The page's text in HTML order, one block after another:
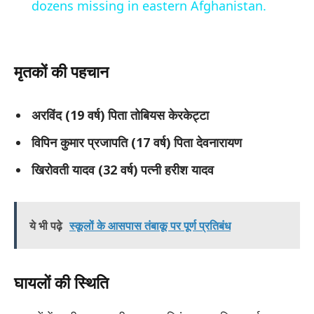
dozens missing in eastern Afghanistan.
मृतकों की पहचान
अरविंद (19 वर्ष) पिता तोबियस केरकेट्टा
विपिन कुमार प्रजापति (17 वर्ष) पिता देवनारायण
खिरोवती यादव (32 वर्ष) पत्नी हरीश यादव
ये भी पढ़े स्कूलों के आसपास तंबाकू पर पूर्ण प्रतिबंध
घायलों की स्थिति